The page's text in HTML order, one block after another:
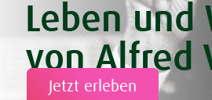
Leben und
von Alfred
Jetzt erleben